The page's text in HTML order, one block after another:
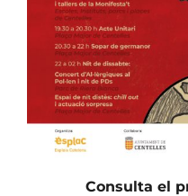
Consulta el